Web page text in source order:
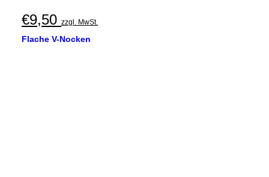
€9,50 zzgl. MwSt.
Flache V-Nocken